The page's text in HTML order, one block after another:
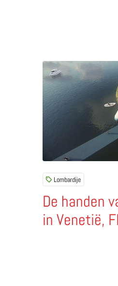
De handen
in Venetië,
Lombardije
Lees meer over De